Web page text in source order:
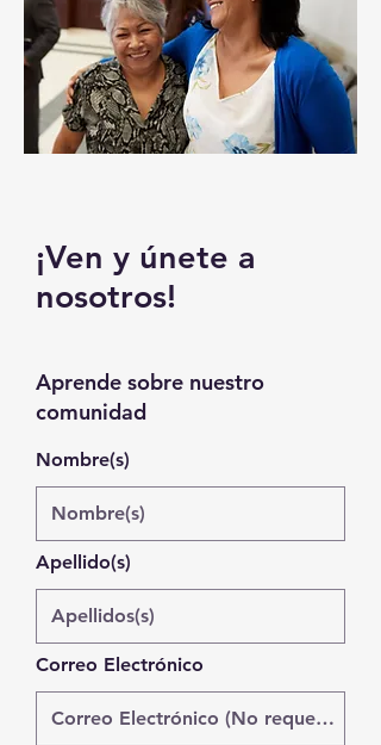
¡Ven y únete a
nosotros!
Aprende sobre nuestro
comunidad
Nombre(s)
Apellido(s)
Correo Electrónico